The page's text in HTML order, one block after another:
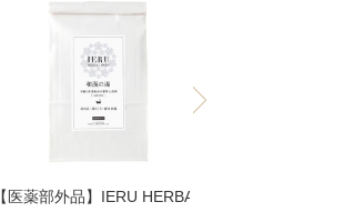
【医薬部外品】IERU HERBAL